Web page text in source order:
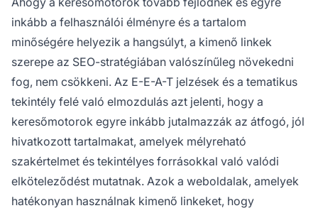
inkább a felhasználói élményre és a tartalom
minőségére helyezik a hangsúlyt, a kimenő linkek
szerepe az SEO-stratégiában valószínűleg növekedni
fog, nem csökkeni. Az E-E-A-T jelzések és a tematikus
tekintély felé való elmozdulás azt jelenti, hogy a
keresőmotorok egyre inkább jutalmazzák az átfogó, jól
hivatkozott tartalmakat, amelyek mélyreható
szakértelmet és tekintélyes forrásokkal való valódi
elköteleződést mutatnak. Azok a weboldalak, amelyek
hatékonyan használnak kimenő linkeket, hogy